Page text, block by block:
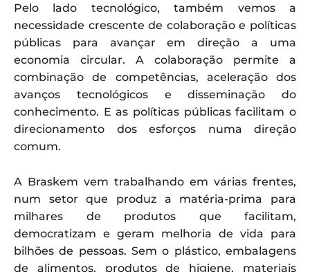
Pelo lado tecnológico, também vemos a
necessidade crescente de colaboração e políticas
públicas para avançar em direção a uma
economia circular. A colaboração permite a
combinação de competências, aceleração dos
avanços tecnológicos e disseminação do
conhecimento. E as políticas públicas facilitam o
direcionamento dos esforços numa direção
comum.
A Braskem vem trabalhando em várias frentes,
num setor que produz a matéria-prima para
milhares de produtos que facilitam,
democratizam e geram melhoria de vida para
bilhões de pessoas. Sem o plástico, embalagens
de alimentos, produtos de higiene, materiais